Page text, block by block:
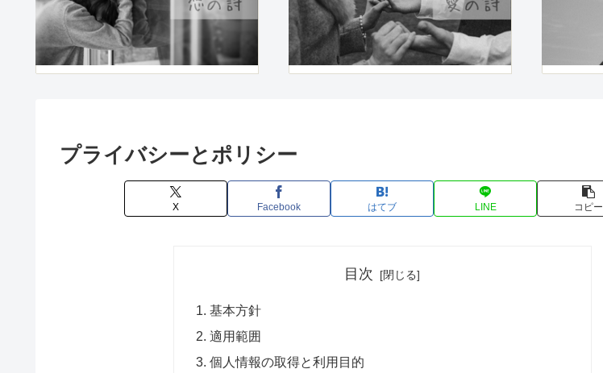
プライバシーとポリシー
X Facebook はてブ LINE コピー
目次
基本方針
適用範囲
個人情報の取得と利用目的